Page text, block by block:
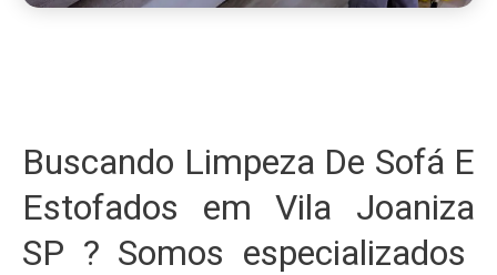
Buscando Limpeza De Sofá E
Estofados em Vila Joaniza
SP ? Somos especializados